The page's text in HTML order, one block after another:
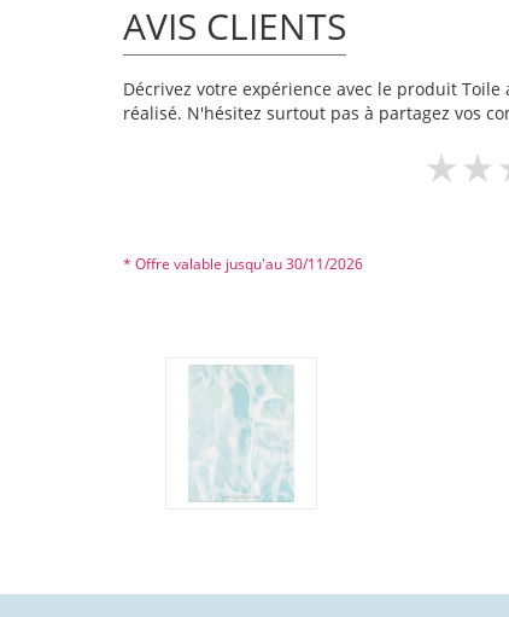
AVIS CLIENTS
Décrivez votre expérience avec le produit
réalisé. N'hésitez surtout pas à partagez vos
* Offre valable jusqu'au 30/11/2026